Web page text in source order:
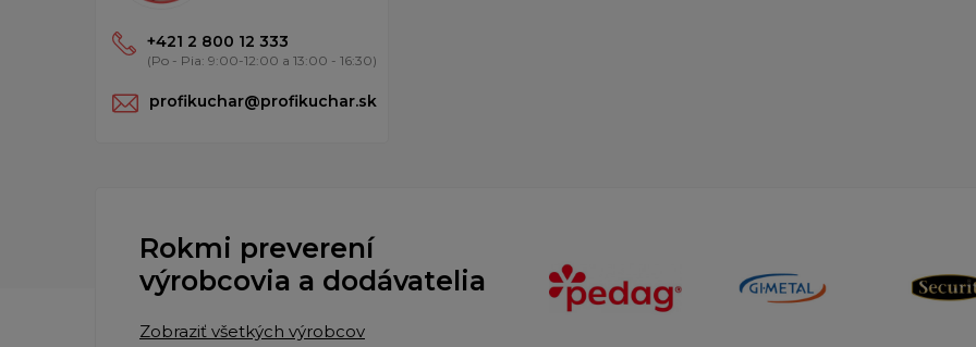
+421 2 800 12 333
(Po - Pia: 9:00-12:00 a 13:00 - 16:30)
profikuchar@profikuchar.sk
Rokmi preverení
výrobcovia a dodávatelia
Zobraziť všetkých výrobcov